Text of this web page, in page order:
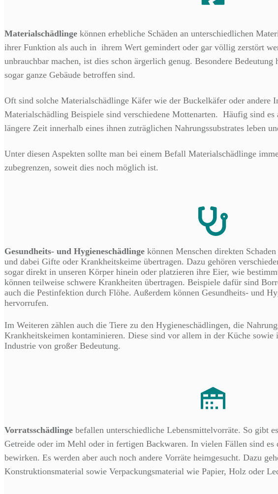
Materialschädlinge können erhebliche Schäden an unterschiedlichen
ihrer Funktion als auch in ihrem Wert gemindert oder gar völlig zerstört
unbrauchbar machen, ist dies schon ärgerlich genug. Besondere
sogar ganze Gebäude betroffen sind.
Oft sind solche Materialschädlinge Käfer wie der Buckelkäfer oder andere
Materialschädling Beispiele sind verschiedene Mottenarten. Häufig sind es
längere Zeit innerhalb eines ihnen zuträglichen Nahrungssubstrates leben
Unter diesen Aspekten sollte man bei einem Befall Materialschädlinge
zubegrenzen, soweit dies noch möglich ist.
Gesundheits- und Hygieneschädlinge können Menschen direkten
und dabei Gifte oder Krankheitskeime übertragen. Dazu gehören
sogar direkt in unseren Körper hinein oder platzieren ihre Eier, wie
können teilweise schwere Krankheiten übertragen. Beispiele dafür sind
auch die Pestinfektion durch Flöhe. Außerdem können Gesundheits- und
hervorrufen.
Im Weiteren zählen auch die Tiere zu den Hygieneschädlingen, die
Krankheitskeimen kontaminieren. Diese sind vor allem in der Küche sowie
Industrie von großer Bedeutung.
Vorratsschädlinge befallen unterschiedliche Lebensmittelvorräte. So gibt
Getreide oder im Mehl oder in fertigen Backwaren. In vielen Fällen sind es
bewirken. Es werden aber auch noch andere Vorräte heimgesucht. Dazu
Konstruktionsmaterial sowie Verpackungsmaterial wie Papier, Holz oder